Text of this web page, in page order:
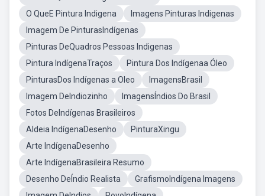
O QueE Pintura Indigena
Imagens Pinturas Indigenas
Imagem De PinturasIndígenas
Pinturas DeQuadros Pessoas Indigenas
Pintura IndígenaTraços
Pintura Dos Indígenaa Óleo
PinturasDos Indígenas a Oleo
ImagensBrasil
Imagem DeIndiozinho
ImagensÍndios Do Brasil
Fotos DeIndígenas Brasileiros
Aldeia IndígenaDesenho
PinturaXingu
Arte IndígenaDesenho
Arte IndígenaBrasileira Resumo
Desenho DeÍndio Realista
GrafismoIndígena Imagens